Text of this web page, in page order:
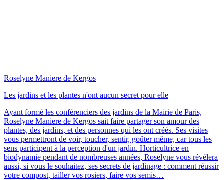
Roselyne Maniere de Kergos
Les jardins et les plantes n'ont aucun secret pour elle
Ayant formé les conférenciers des jardins de la Mairie de Paris,
Roselyne Maniere de Kergos sait faire partager son amour des
plantes, des jardins, et des personnes qui les ont créés. Ses visites
vous permettront de voir, toucher, sentir, goûter même, car tous les
sens participent à la perception d'un jardin. Horticultrice en
biodynamie pendant de nombreuses années, Roselyne vous révélera
aussi, si vous le souhaitez, ses secrets de jardinage : comment réussir
votre compost, tailler vos rosiers, faire vos semis…